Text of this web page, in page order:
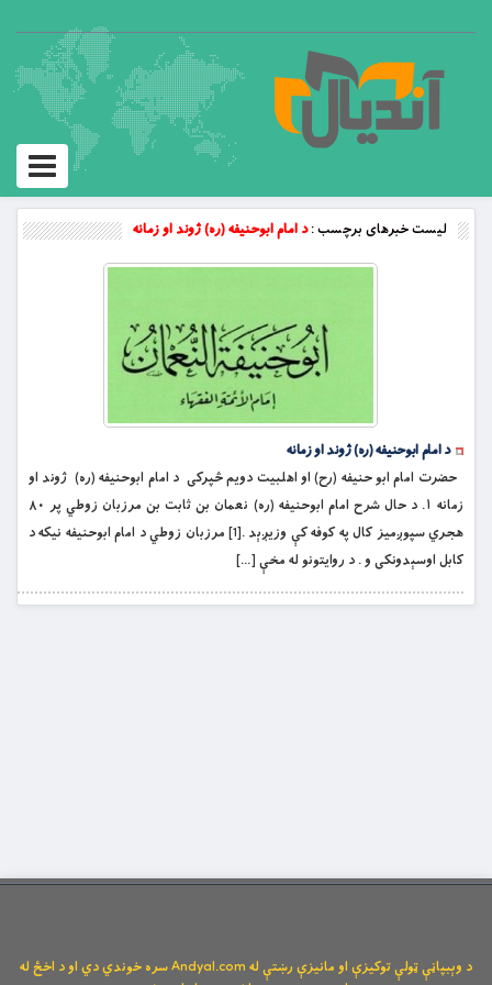
Toggle
لیست خبرهای برچسب :د امام ابوحنيفه (ره) ژوند او زمانه
د امام ابوحنيفه (ره) ژوند او زمانه
حضرت امام ابو حنیفه (رح) او اهلبیت دويم څپرکى د امام ابوحنيفه (ره) ژوند او
زمانه ١. د حال شرح امام ابوحنيفه (ره) نعمان بن ثابت بن مرزبان زوطي پر ٨٠
هجري سپوږميز کال په کوفه کې وزيږېد .[1] مرزبان زوطي د امام ابوحنيفه نيکه د
کابل اوسېدونکى و . د روايتونو له مخې […]
د وېبپاڼې ټولې توکیزې او مانیزې رښتې له Andyal.com سره خوندي دي او د اخځ له